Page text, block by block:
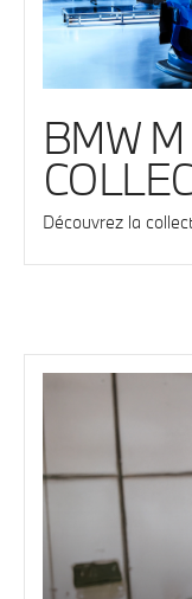
BMW
Découvrez la